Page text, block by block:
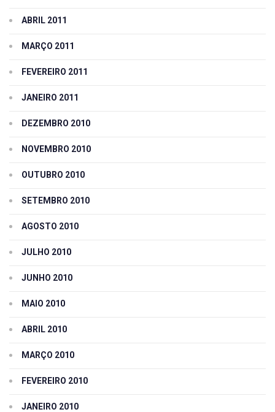
ABRIL 2011
MARÇO 2011
FEVEREIRO 2011
JANEIRO 2011
DEZEMBRO 2010
NOVEMBRO 2010
OUTUBRO 2010
SETEMBRO 2010
AGOSTO 2010
JULHO 2010
JUNHO 2010
MAIO 2010
ABRIL 2010
MARÇO 2010
FEVEREIRO 2010
JANEIRO 2010